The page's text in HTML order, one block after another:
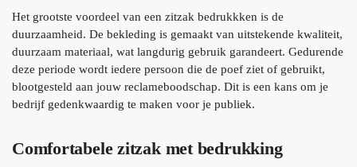
Het grootste voordeel van een zitzak bedrukkken is de
duurzaamheid. De bekleding is gemaakt van uitstekende kwaliteit,
duurzaam materiaal, wat langdurig gebruik garandeert. Gedurende
deze periode wordt iedere persoon die de poef ziet of gebruikt,
blootgesteld aan jouw reclameboodschap. Dit is een kans om je
bedrijf gedenkwaardig te maken voor je publiek.
Comfortabele zitzak met bedrukking